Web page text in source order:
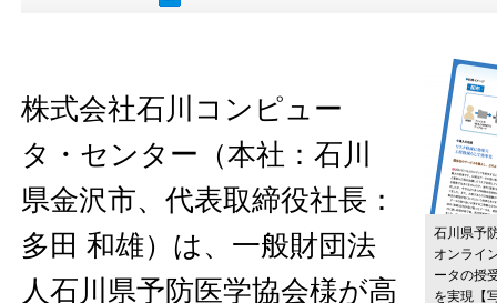
石川県予
オンライ
ータの授
を実現 【
株式会社石川コンピュー
タ・センター（本社：石川
県金沢市、代表取締役社長：
多田 和雄）は、一般財団法
人石川県予防医学協会様が高